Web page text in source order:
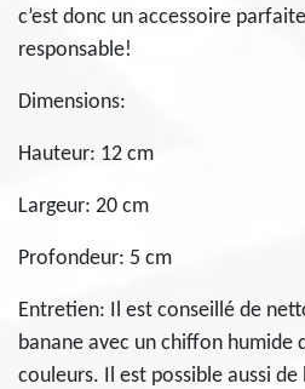
c’est donc un accessoire
responsable!
Dimensions:
Hauteur: 12 cm
Largeur: 20 cm
Profondeur: 5 cm
Entretien: Il est conseillé de
banane avec un chiffon humide
couleurs. Il est possible aussi de